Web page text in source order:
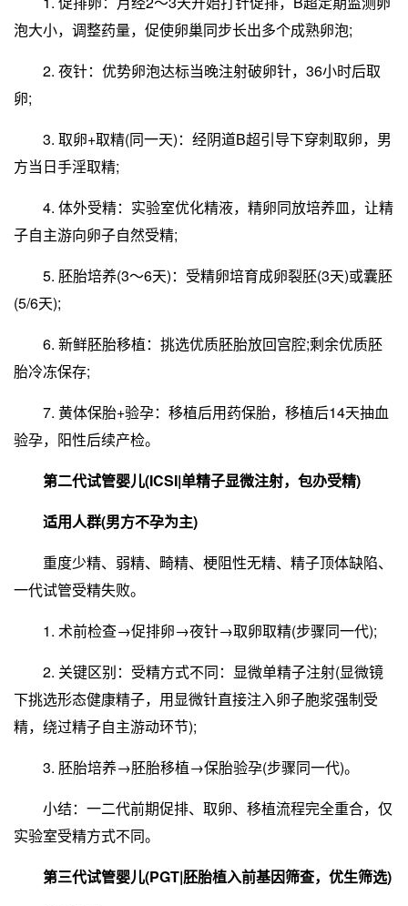
泡大小，调整药量，促使卵巢同步长出多个成熟卵泡;
2. 夜针：优势卵泡达标当晚注射破卵针，36小时后取
卵;
3. 取卵+取精(同一天)：经阴道B超引导下穿刺取卵，男
方当日手淫取精;
4. 体外受精：实验室优化精液，精卵同放培养皿，让精
子自主游向卵子自然受精;
5. 胚胎培养(3～6天)：受精卵培育成卵裂胚(3天)或囊胚
(5/6天);
6. 新鲜胚胎移植：挑选优质胚胎放回宫腔;剩余优质胚
胎冷冻保存;
7. 黄体保胎+验孕：移植后用药保胎，移植后14天抽血
验孕，阳性后续产检。
第二代试管婴儿(ICSI|单精子显微注射，包办受精)
适用人群(男方不孕为主)
重度少精、弱精、畸精、梗阻性无精、精子顶体缺陷、
一代试管受精失败。
1. 术前检查→促排卵→夜针→取卵取精(步骤同一代);
2. 关键区别：受精方式不同：显微单精子注射(显微镜
下挑选形态健康精子，用显微针直接注入卵子胞浆强制受
精，绕过精子自主游动环节);
3. 胚胎培养→胚胎移植→保胎验孕(步骤同一代)。
小结：一二代前期促排、取卵、移植流程完全重合，仅
实验室受精方式不同。
第三代试管婴儿(PGT|胚胎植入前基因筛查，优生筛选)